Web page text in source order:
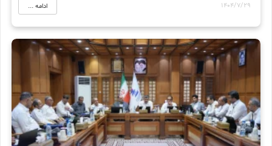
1404/7/29 ادامه ...